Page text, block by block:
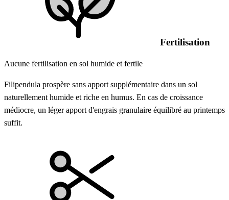
Fertilisation
Aucune fertilisation en sol humide et fertile
Filipendula prospère sans apport supplémentaire dans un sol
naturellement humide et riche en humus. En cas de croissance
médiocre, un léger apport d'engrais granulaire équilibré au printemps
suffit.